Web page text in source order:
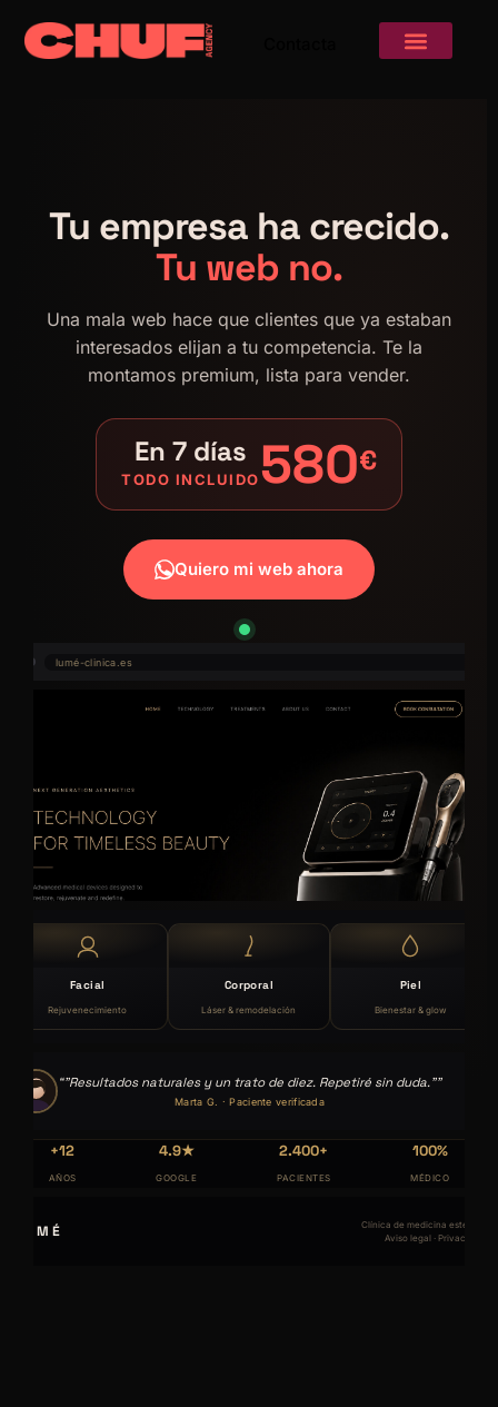
Tu empresa ha crecido.
Tu web no.
Una mala web hace que clientes que ya estaban
interesados elijan a tu competencia. Te la
montamos premium, lista para vender.
En 7 días
TODO INCLUIDO580€
Quiero mi web ahora
lumé-clinica.es
Facial
Rejuvenecimiento
Corporal
Láser & remodelación
Piel
Bienestar & glow
"Resultados naturales y un trato de diez. Repetiré sin duda."
Marta G. · Paciente verificada
+12
AÑOS
4.9★
GOOGLE
2.400+
PACIENTES
100%
MÉDICO
LUMÉ
Clínica de medicina estética
Aviso legal · Privacidad